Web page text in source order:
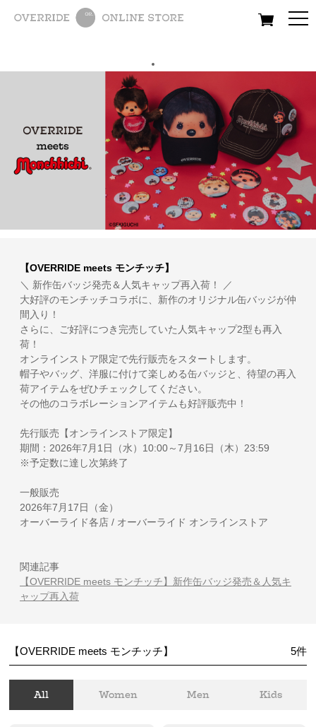
All Women Men
【OVERRIDE meets モンチッチ】
＼ 新作缶バッジ発売＆人気キャップ再入荷！ ／
大好評のモンチッチコラボに、新作のオリジナル缶バッジが仲
間入り！
さらに、ご好評につき完売していた人気キャップ2型も再入
荷！
オンラインストア限定で先行販売をスタートします。
帽子やバッグ、洋服に付けて楽しめる缶バッジと、待望の再入
荷アイテムをぜひチェックしてください。
その他のコラボレーションアイテムも好評販売中！
先行販売【オンラインストア限定】
期間：2026年7月1日（水）10:00～7月16日（木）23:59
※予定数に達し次第終了
一般販売
2026年7月17日（金）
オーバーライド各店 / オーバーライド オンラインストア
関連記事
【OVERRIDE meets モンチッチ】新作缶バッジ発売＆人気キ
ャップ再入荷
【OVERRIDE meets モンチッチ】 5件
All Women Men Kids